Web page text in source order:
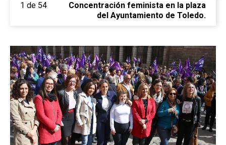
1 de 54
Concentración feminista en la plaza
del Ayuntamiento de Toledo.